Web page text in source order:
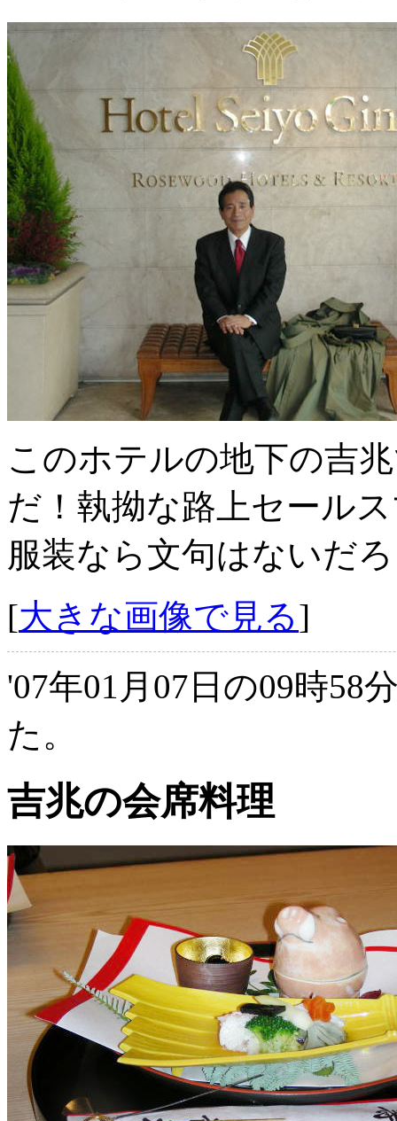
このホテルの地下の吉
だ！執拗な路上セール
服装なら文句はないだ
[大きな画像で見る]
'07年01月07日の09時58
た。
吉兆の会席料理